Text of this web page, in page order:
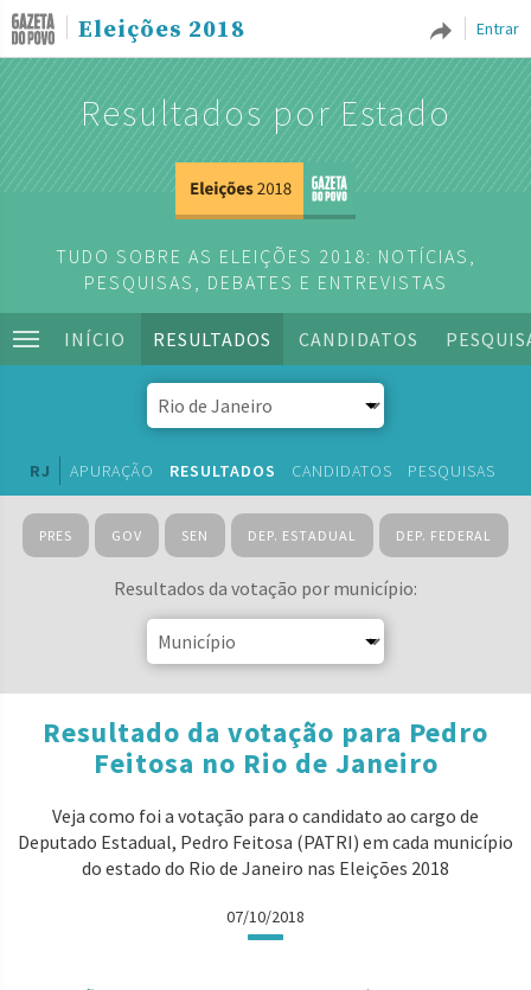
Entrar
Eleições 2018
Resultados por Estado
TUDO SOBRE AS ELEIÇÕES 2018: NOTÍCIAS,
PESQUISAS, DEBATES E ENTREVISTAS
INÍCIO RESULTADOS CANDIDATOS
RJ APURAÇÃO RESULTADOS CANDIDATOS PESQUISAS
PRES GOV SEN DEP. ESTADUAL DEP. FEDERAL
Resultados da votação por município:
Resultado da votação para Pedro
Feitosa no Rio de Janeiro
Veja como foi a votação para o candidato ao cargo de
Deputado Estadual, Pedro Feitosa (PATRI) em cada município
do estado do Rio de Janeiro nas Eleições 2018
07/10/2018